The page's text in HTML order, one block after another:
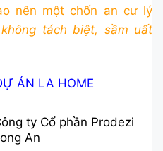
nên một chốn an cư lý
tách biệt, sầm uất
ÁN LA HOME
ty Cổ phần Prodezi
An